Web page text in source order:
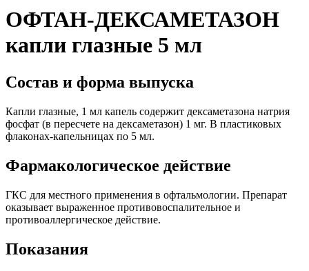
ОФТАН-ДЕКСАМЕТАЗОН
капли глазные 5 мл
Состав и форма выпуска
Капли глазные, 1 мл капель содержит дексаметазона натрия
фосфат (в пересчете на дексаметазон) 1 мг. В пластиковых
флаконах-капельницах по 5 мл.
Фармакологическое действие
ГКС для местного применения в офтальмологии. Препарат
оказывает выраженное противовоспалительное и
противоаллергическое действие.
Показания